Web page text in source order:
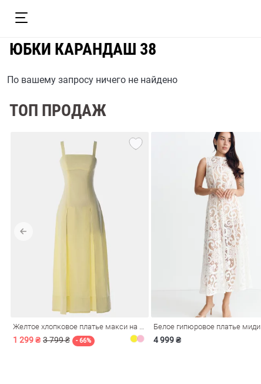
ЮБКИ КАРАНДАШ 38
По вашему запросу ничего не найдено
ТОП ПРОДАЖ
1 299 ₴ 3 799 ₴ - 66%
Белое гипюровое платье миди
4 999 ₴